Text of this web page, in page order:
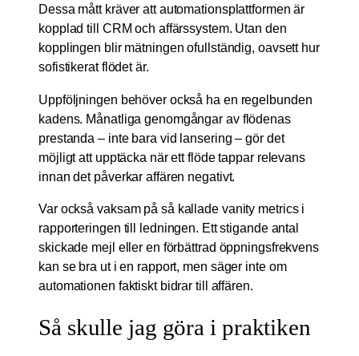
Dessa mått kräver att automationsplattformen är
kopplad till CRM och affärssystem. Utan den
kopplingen blir mätningen ofullständig, oavsett hur
sofistikerat flödet är.
Uppföljningen behöver också ha en regelbunden
kadens. Månatliga genomgångar av flödenas
prestanda – inte bara vid lansering – gör det
möjligt att upptäcka när ett flöde tappar relevans
innan det påverkar affären negativt.
Var också vaksam på så kallade vanity metrics i
rapporteringen till ledningen. Ett stigande antal
skickade mejl eller en förbättrad öppningsfrekvens
kan se bra ut i en rapport, men säger inte om
automationen faktiskt bidrar till affären.
Så skulle jag göra i praktiken